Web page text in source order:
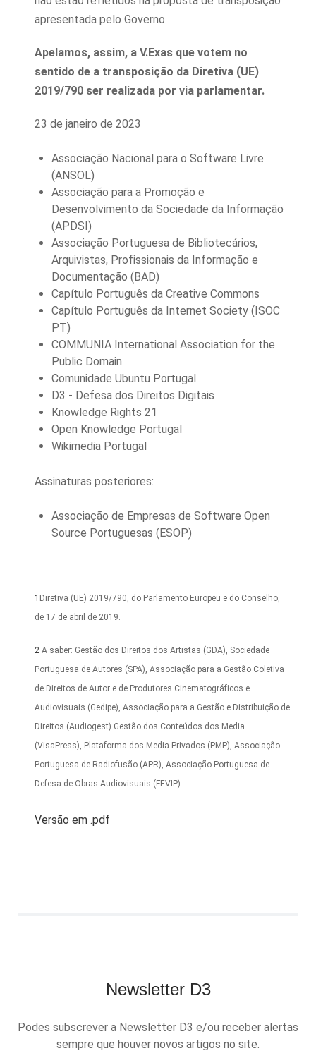
apresentada pelo Governo.
Apelamos, assim, a V.Exas que votem no
sentido de a transposição da Diretiva (UE)
2019/790 ser realizada por via parlamentar.
23 de janeiro de 2023
Associação Nacional para o Software Livre
(ANSOL)
Associação para a Promoção e
Desenvolvimento da Sociedade da Informação
(APDSI)
Associação Portuguesa de Bibliotecários,
Arquivistas, Profissionais da Informação e
Documentação (BAD)
Capítulo Português da Creative Commons
Capítulo Português da Internet Society (ISOC
PT)
COMMUNIA International Association for the
Public Domain
Comunidade Ubuntu Portugal
D3 - Defesa dos Direitos Digitais
Knowledge Rights 21
Open Knowledge Portugal
Wikimedia Portugal
Assinaturas posteriores:
Associação de Empresas de Software Open
Source Portuguesas (ESOP)
1 Diretiva (UE) 2019/790, do Parlamento Europeu e do Conselho,
de 17 de abril de 2019.
2 A saber: Gestão dos Direitos dos Artistas (GDA), Sociedade
Portuguesa de Autores (SPA), Associação para a Gestão Coletiva
de Direitos de Autor e de Produtores Cinematográficos e
Audiovisuais (Gedipe), Associação para a Gestão e Distribuição de
Direitos (Audiogest) Gestão dos Conteúdos dos Media
(VisaPress), Plataforma dos Media Privados (PMP), Associação
Portuguesa de Radiofusão (APR), Associação Portuguesa de
Defesa de Obras Audiovisuais (FEVIP).
Versão em .pdf
Newsletter D3
Podes subscrever a Newsletter D3 e/ou receber alertas
sempre que houver novos artigos no site.